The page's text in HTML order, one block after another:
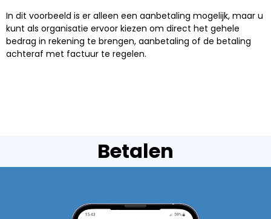
In dit voorbeeld is er alleen een aanbetaling mogelijk, maar u
kunt als organisatie ervoor kiezen om direct het gehele
bedrag in rekening te brengen, aanbetaling of de betaling
achteraf met factuur te regelen.
Betalen